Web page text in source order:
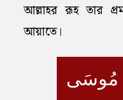
আল্লাহর রূহ তার
আয়াতে।
مُوسَى